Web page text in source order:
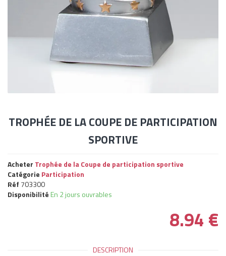
TROPHÉE DE LA COUPE DE PARTICIPATION
SPORTIVE
Acheter Trophée de la Coupe de participation sportive
Catégorie Participation
Réf 703300
Disponibilité En 2 jours ouvrables
8.94 €
DESCRIPTION